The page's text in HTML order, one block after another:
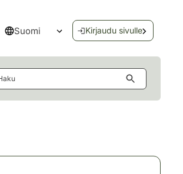
Suomi
Avaa kielivalikko
Kirjaudu sivulle